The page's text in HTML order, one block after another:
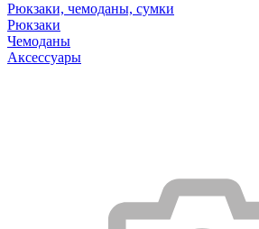
Рюкзаки, чемоданы, сумки
Рюкзаки
Чемоданы
Аксессуары